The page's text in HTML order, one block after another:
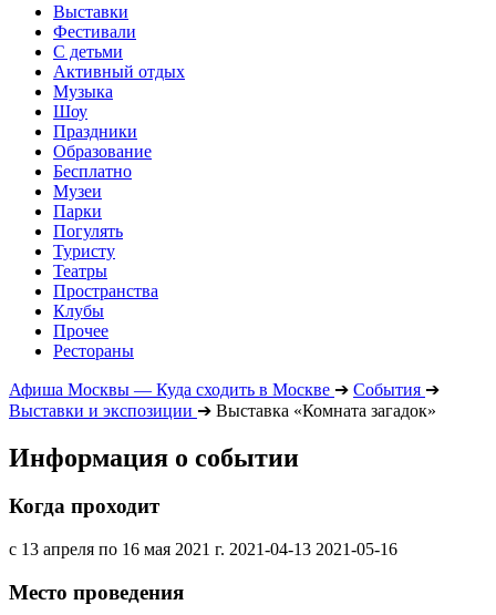
Выставки
Фестивали
С детьми
Активный отдых
Музыка
Шоу
Праздники
Образование
Бесплатно
Музеи
Парки
Погулять
Туристу
Театры
Пространства
Клубы
Прочее
Рестораны
Афиша Москвы — Куда сходить в Москве ➔ События ➔
Выставки и экспозиции ➔ Выставка «Комната загадок»
Информация о событии
Когда проходит
с 13 апреля по 16 мая 2021 г. 2021-04-13 2021-05-16
Место проведения